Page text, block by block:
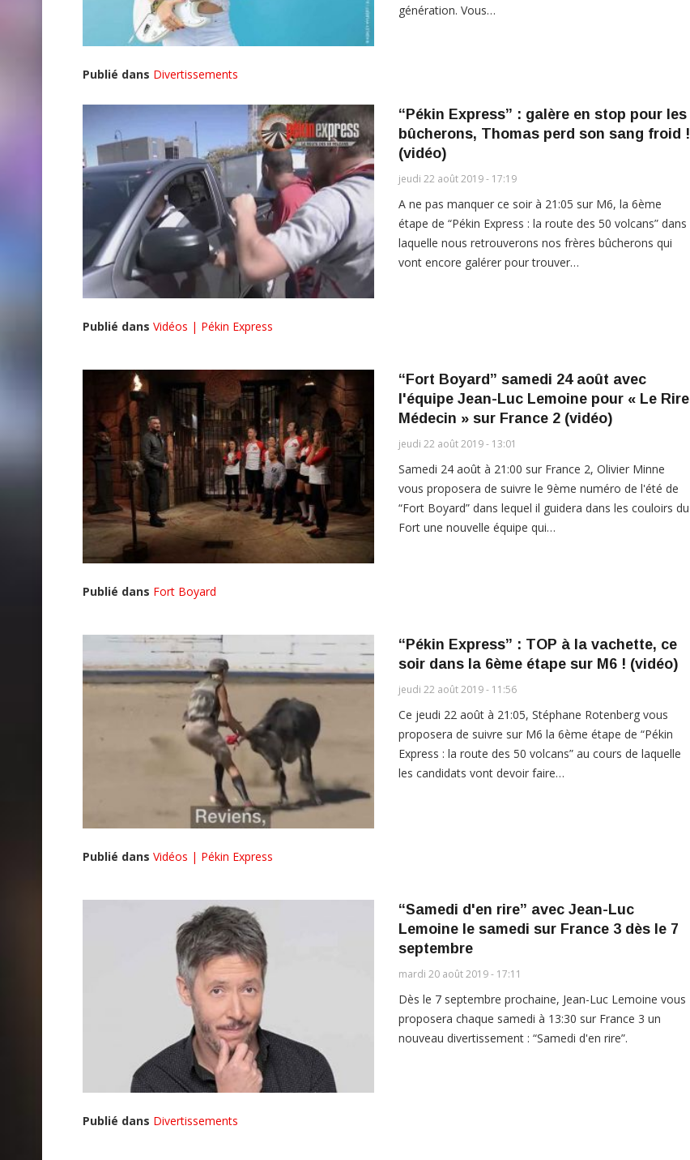
génération. Vous…
Publié dans Divertissements
“Pékin Express” : galère en stop pour les
bûcherons, Thomas perd son sang froid !
(vidéo)
jeudi 22 août 2019 - 17:19
A ne pas manquer ce soir à 21:05 sur M6, la 6ème
étape de “Pékin Express : la route des 50 volcans” dans
laquelle nous retrouverons nos frères bûcherons qui
vont encore galérer pour trouver…
Publié dans Vidéos | Pékin Express
“Fort Boyard” samedi 24 août avec
l'équipe Jean-Luc Lemoine pour « Le Rire
Médecin » sur France 2 (vidéo)
jeudi 22 août 2019 - 13:01
Samedi 24 août à 21:00 sur France 2, Olivier Minne
vous proposera de suivre le 9ème numéro de l'été de
“Fort Boyard” dans lequel il guidera dans les couloirs du
Fort une nouvelle équipe qui…
Publié dans Fort Boyard
“Pékin Express” : TOP à la vachette, ce
soir dans la 6ème étape sur M6 ! (vidéo)
jeudi 22 août 2019 - 11:56
Ce jeudi 22 août à 21:05, Stéphane Rotenberg vous
proposera de suivre sur M6 la 6ème étape de “Pékin
Express : la route des 50 volcans” au cours de laquelle
les candidats vont devoir faire…
Publié dans Vidéos | Pékin Express
“Samedi d'en rire” avec Jean-Luc
Lemoine le samedi sur France 3 dès le 7
septembre
mardi 20 août 2019 - 17:11
Dès le 7 septembre prochaine, Jean-Luc Lemoine vous
proposera chaque samedi à 13:30 sur France 3 un
nouveau divertissement : “Samedi d'en rire”.
Publié dans Divertissements